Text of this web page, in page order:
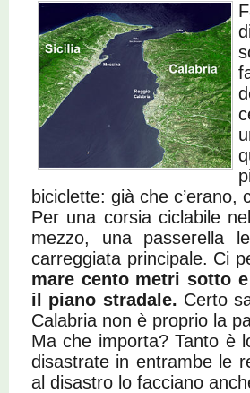
biciclette: già che c’erano,
Per una corsia ciclabile
mezzo, una passerella
carreggiata principale. Ci
mare cento metri sotto
il piano stradale. Certo
Calabria non è proprio la
Ma che importa? Tanto è
disastrate in entrambe le
al disastro lo facciano